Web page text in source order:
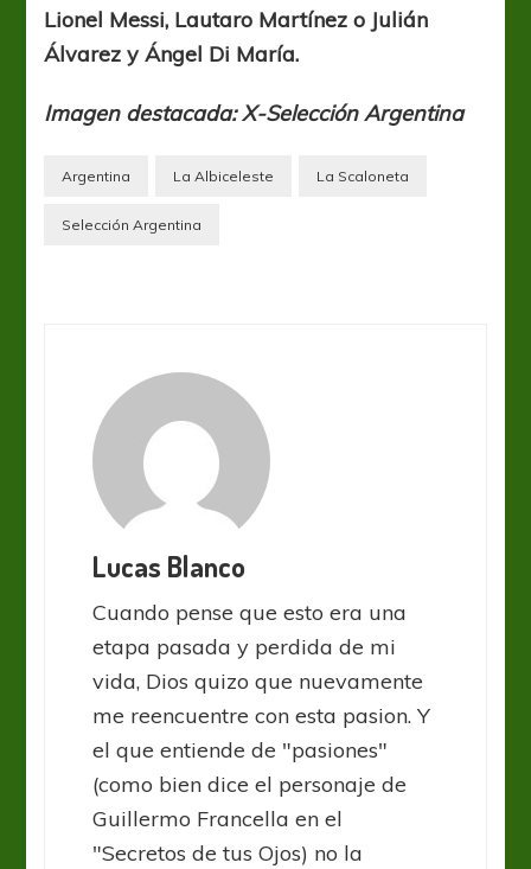
Lionel Messi, Lautaro Martínez o Julián
Álvarez y Ángel Di María.
Imagen destacada: X-Selección Argentina
Argentina La Albiceleste La Scaloneta
Selección Argentina
Lucas Blanco
Cuando pense que esto era una
etapa pasada y perdida de mi
vida, Dios quizo que nuevamente
me reencuentre con esta pasion. Y
el que entiende de "pasiones"
(como bien dice el personaje de
Guillermo Francella en el
"Secretos de tus Ojos) no la